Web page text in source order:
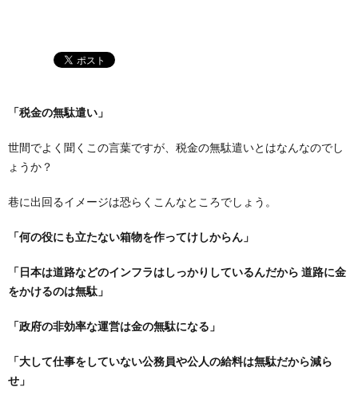
「税金の無駄遣い」
世間でよく聞くこの言葉ですが、税金の無駄遣いとはなんなのでし
ょうか？
巷に出回るイメージは恐らくこんなところでしょう。
「何の役にも立たない箱物を作ってけしからん」
「日本は道路などのインフラはしっかりしているんだから 道路に金
をかけるのは無駄」
「政府の非効率な運営は金の無駄になる」
「大して仕事をしていない公務員や公人の給料は無駄だから減ら
せ」